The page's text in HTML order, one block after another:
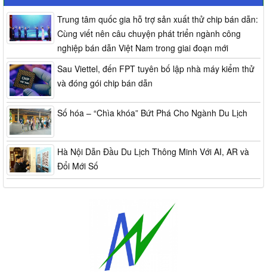
Trung tâm quốc gia hỗ trợ sản xuất thử chip bán dẫn:
Cùng viết nên câu chuyện phát triển ngành công
nghiệp bán dẫn Việt Nam trong giai đoạn mới
Sau Viettel, đến FPT tuyên bố lập nhà máy kiểm thử
và đóng gói chip bán dẫn
Số hóa – “Chìa khóa” Bứt Phá Cho Ngành Du Lịch
Hà Nội Dẫn Đầu Du Lịch Thông Minh Với AI, AR và
Đổi Mới Số